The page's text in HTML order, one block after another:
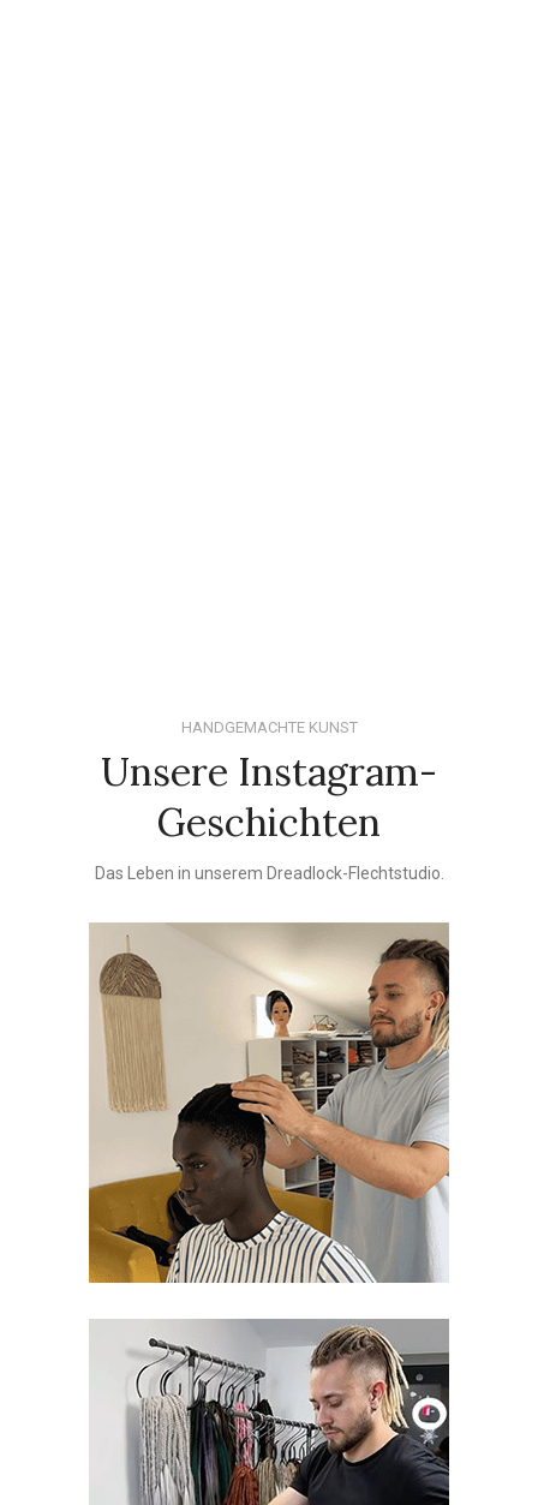
HANDGEMACHTE KUNST
Unsere Instagram-
Geschichten
Das Leben in unserem Dreadlock-Flechtstudio.